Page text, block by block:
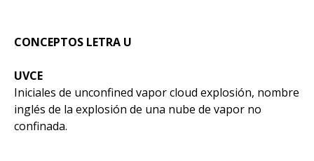
CONCEPTOS LETRA U
UVCE
Iniciales de unconfined vapor cloud explosión, nombre
inglés de la explosión de una nube de vapor no
confinada.